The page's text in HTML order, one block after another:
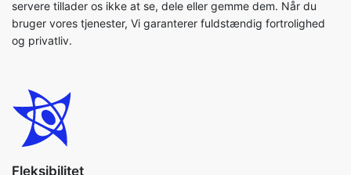
Fleksibilitet
Vores komprimeringsbillede til 1,2 MB værktøj fungerer med en
bred vifte af populære browsere og enheder. Dette er
browserbaseret og fungerer uafhængigt af dit operativsystem.